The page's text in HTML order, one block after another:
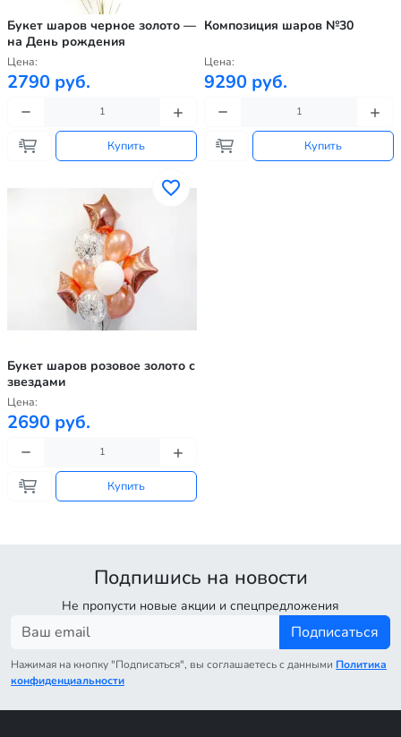
Букет шаров черное золото —
на День рождения
Цена:
2790 руб.
Купить
Композиция шаров №30
Цена:
9290 руб.
Купить
Букет шаров розовое золото с
звездами
Цена:
2690 руб.
Купить
Подпишись на новости
Не пропусти новые акции и спецпредложения
Подписаться
Нажимая на кнопку "Подписаться", вы соглашаетесь с данными Политика
конфиденциальности